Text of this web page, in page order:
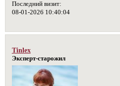
Последний визит:
08-01-2026 10:40:04
Tinlex
Эксперт-старожил